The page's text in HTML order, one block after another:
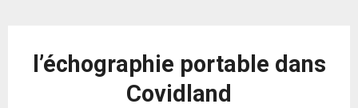
l’échographie portable dans
Covidland